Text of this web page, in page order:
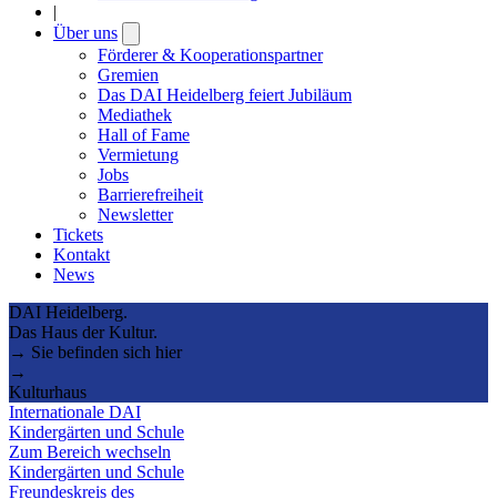
|
Über uns
submenu
Förderer & Kooperationspartner
Gremien
Das DAI Heidelberg feiert Jubiläum
Mediathek
Hall of Fame
Vermietung
Jobs
Barrierefreiheit
Newsletter
Tickets
Kontakt
News
DAI Heidelberg.
Das Haus der Kultur.
→ Sie befinden sich hier
→
Kulturhaus
Internationale DAI
Kindergärten und Schule
Zum Bereich wechseln
Kindergärten und Schule
Freundeskreis des